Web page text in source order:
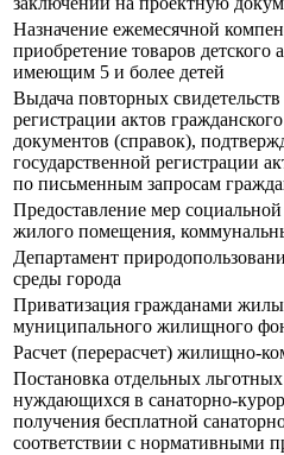
Назначение ежемесячной
приобретение товаров детского
имеющим 5 и более детей
Выдача повторных свидетельств
регистрации актов
документов (справок),
государственной регистрации
по письменным запросам
Предоставление мер
жилого помещения,
Департамент
среды города
Приватизация гражданами
муниципального жилищного
Расчет (перерасчет) жилищно-
Постановка отдельных
нуждающихся в санаторно-
получения бесплатной
соответствии с нормативными